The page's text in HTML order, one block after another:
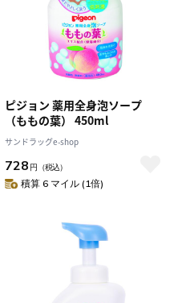
ピジョン 薬用全身泡ソープ
（ももの葉） 450ml
サンドラッグe-shop
728 円 （税込）
積算 6 マイル (1倍)